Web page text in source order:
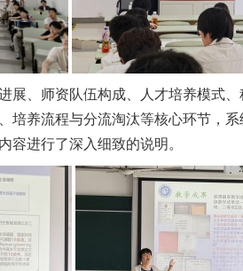
、师资队伍构成、人才培养模式
养流程与分流淘汰等核心环节，
容进行了深入细致的说明。